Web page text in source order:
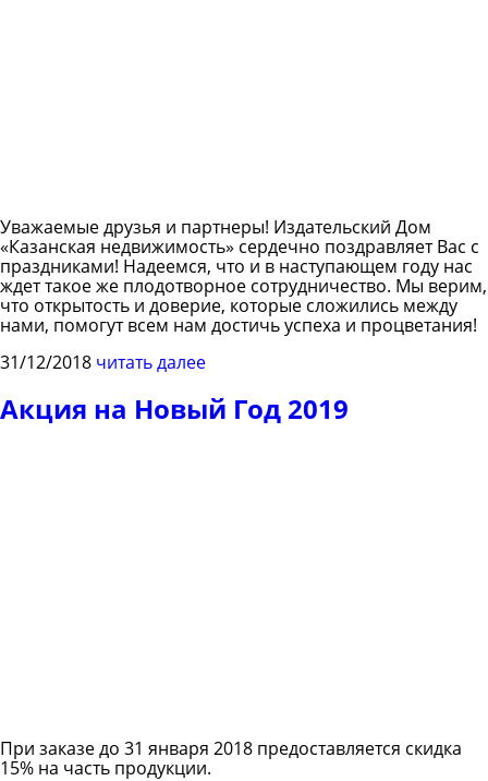
Уважаемые друзья и партнеры! Издательский Дом
«Казанская недвижимость» сердечно поздравляет Вас с
праздниками! Надеемся, что и в наступающем году нас
ждет такое же плодотворное сотрудничество. Мы верим,
что открытость и доверие, которые сложились между
нами, помогут всем нам достичь успеха и процветания!
31/12/2018 читать далее
Акция на Новый Год 2019
При заказе до 31 января 2018 предоставляется скидка
15% на часть продукции.